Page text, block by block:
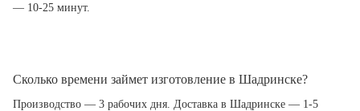
— 10-25 минут.
Сколько времени займет изготовление в Шадринске?
Производство — 3 рабочих дня. Доставка в Шадринске — 1-5